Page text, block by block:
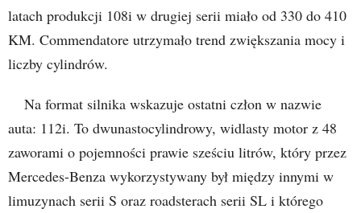
latach produkcji 108i w drugiej serii miało od 330 do 410
KM. Commendatore utrzymało trend zwiększania mocy i
liczby cylindrów.
Na format silnika wskazuje ostatni człon w nazwie
auta: 112i. To dwunastocylindrowy, widlasty motor z 48
zaworami o pojemności prawie sześciu litrów, który przez
Mercedes-Benza wykorzystywany był między innymi w
limuzynach serii S oraz roadsterach serii SL i którego